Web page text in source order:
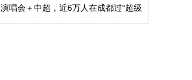
举行
演唱会＋中超，近6万人在成都过“超级